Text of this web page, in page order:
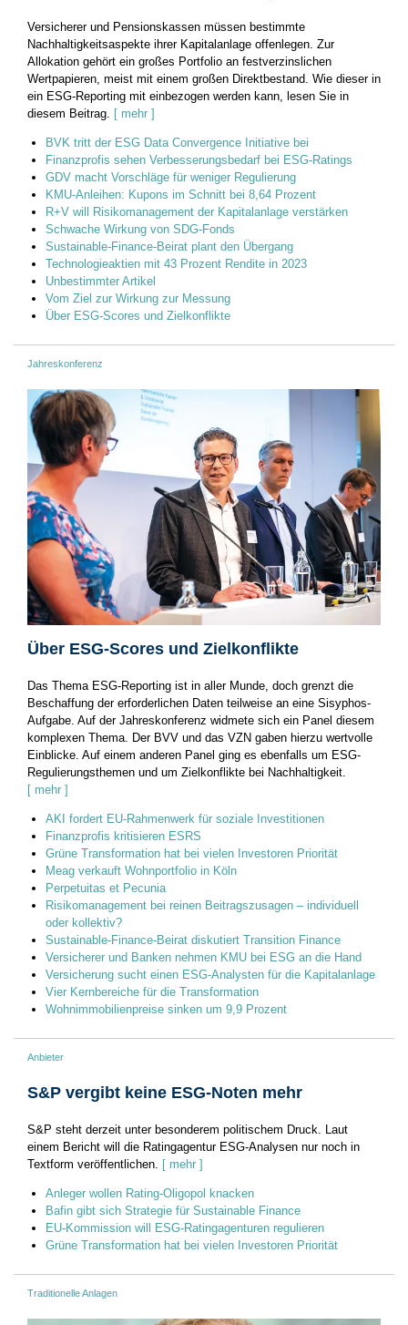
Versicherer und Pensionskassen müssen bestimmte
Nachhaltigkeitsaspekte ihrer Kapitalanlage offenlegen. Zur
Allokation gehört ein großes Portfolio an festverzinslichen
Wertpapieren, meist mit einem großen Direktbestand. Wie dieser in
ein ESG-Reporting mit einbezogen werden kann, lesen Sie in
diesem Beitrag. [ mehr ]
BVK tritt der ESG Data Convergence Initiative bei
Finanzprofis sehen Verbesserungsbedarf bei ESG-Ratings
GDV macht Vorschläge für weniger Regulierung
KMU-Anleihen: Kupons im Schnitt bei 8,64 Prozent
R+V will Risikomanagement der Kapitalanlage verstärken
Schwache Wirkung von SDG-Fonds
Sustainable-Finance-Beirat plant den Übergang
Technologieaktien mit 43 Prozent Rendite in 2023
Unbestimmter Artikel
Vom Ziel zur Wirkung zur Messung
Über ESG-Scores und Zielkonflikte
Jahreskonferenz
Über ESG-Scores und Zielkonflikte
Das Thema ESG-Reporting ist in aller Munde, doch grenzt die
Beschaffung der erforderlichen Daten teilweise an eine Sisyphos-
Aufgabe. Auf der Jahreskonferenz widmete sich ein Panel diesem
komplexen Thema. Der BVV und das VZN gaben hierzu wertvolle
Einblicke. Auf einem anderen Panel ging es ebenfalls um ESG-
Regulierungsthemen und um Zielkonflikte bei Nachhaltigkeit.
[ mehr ]
AKI fordert EU-Rahmenwerk für soziale Investitionen
Finanzprofis kritisieren ESRS
Grüne Transformation hat bei vielen Investoren Priorität
Meag verkauft Wohnportfolio in Köln
Perpetuitas et Pecunia
Risikomanagement bei reinen Beitragszusagen – individuell
oder kollektiv?
Sustainable-Finance-Beirat diskutiert Transition Finance
Versicherer und Banken nehmen KMU bei ESG an die Hand
Versicherung sucht einen ESG-Analysten für die Kapitalanlage
Vier Kernbereiche für die Transformation
Wohnimmobilienpreise sinken um 9,9 Prozent
Anbieter
S&P vergibt keine ESG-Noten mehr
S&P steht derzeit unter besonderem politischem Druck. Laut
einem Bericht will die Ratingagentur ESG-Analysen nur noch in
Textform veröffentlichen. [ mehr ]
Anleger wollen Rating-Oligopol knacken
Bafin gibt sich Strategie für Sustainable Finance
EU-Kommission will ESG-Ratingagenturen regulieren
Grüne Transformation hat bei vielen Investoren Priorität
Traditionelle Anlagen